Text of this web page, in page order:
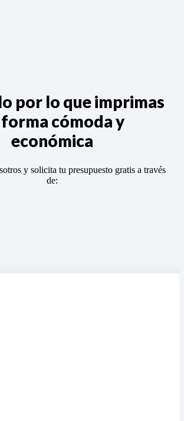
por lo que imprimas
cómoda y
económica
y solicita tu presupuesto gratis a través
de: